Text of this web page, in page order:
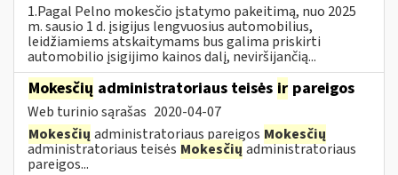
1.Pagal Pelno mokesčio įstatymo pakeitimą, nuo 2025
m. sausio 1 d. įsigijus lengvuosius automobilius,
leidžiamiems atskaitymams bus galima priskirti
automobilio įsigijimo kainos dalį, neviršijančią...
Mokesčių administratoriaus teisės ir pareigos
Web turinio sąrašas 2020-04-07
Mokesčių administratoriaus pareigos Mokesčių
administratoriaus teisės Mokesčių administratoriaus
pareigos...